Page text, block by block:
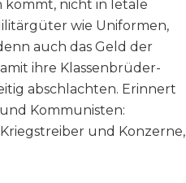
nicht in letale
wie Uniformen,
auch das Geld der
ihre Klassenbrüder-
abschlachten. Erinnert
Kommunisten:
und Konzerne,